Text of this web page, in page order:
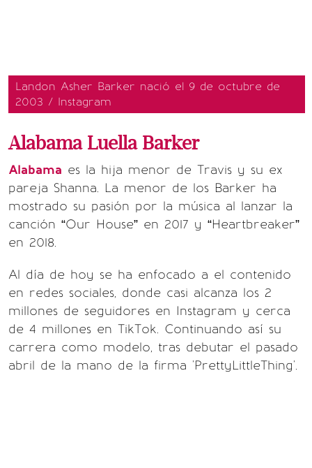
Landon Asher Barker nació el 9 de octubre de
2003 / Instagram
Alabama Luella Barker
Alabama es la hija menor de Travis y su ex
pareja Shanna. La menor de los Barker ha
mostrado su pasión por la música al lanzar la
canción “Our House” en 2017 y “Heartbreaker”
en 2018.
Al día de hoy se ha enfocado a el contenido
en redes sociales, donde casi alcanza los 2
millones de seguidores en Instagram y cerca
de 4 millones en TikTok. Continuando así su
carrera como modelo, tras debutar el pasado
abril de la mano de la firma 'PrettyLittleThing'.